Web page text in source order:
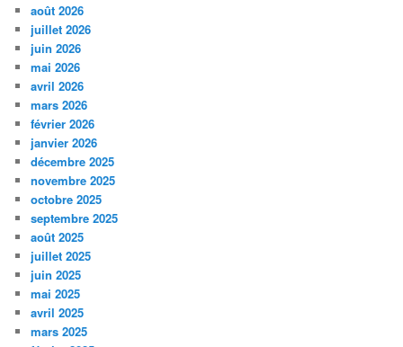
août 2026
juillet 2026
juin 2026
mai 2026
avril 2026
mars 2026
février 2026
janvier 2026
décembre 2025
novembre 2025
octobre 2025
septembre 2025
août 2025
juillet 2025
juin 2025
mai 2025
avril 2025
mars 2025